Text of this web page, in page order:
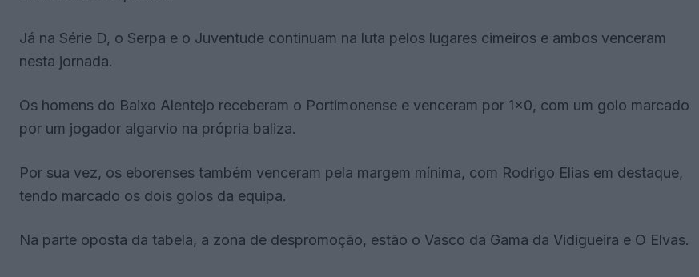
Já na Série D, o Serpa e o Juventude continuam na luta pelos lugares cimeiros e ambos venceram
nesta jornada.
Os homens do Baixo Alentejo receberam o Portimonense e venceram por 1×0, com um golo marcado
por um jogador algarvio na própria baliza.
Por sua vez, os eborenses também venceram pela margem mínima, com Rodrigo Elias em destaque,
tendo marcado os dois golos da equipa.
Na parte oposta da tabela, a zona de despromoção, estão o Vasco da Gama da Vidigueira e O Elvas.